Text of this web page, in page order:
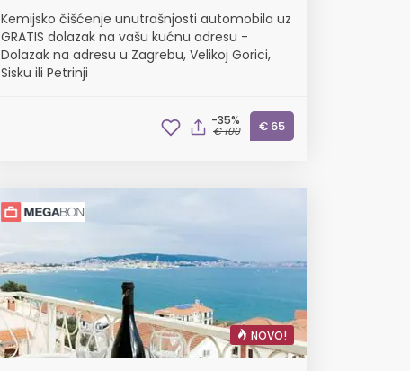
Kemijsko čišćenje unutrašnjosti automobila uz
GRATIS dolazak na vašu kućnu adresu -
Dolazak na adresu u Zagrebu, Velikoj Gorici,
Sisku ili Petrinji
-35%
€ 100 € 65
NOVO!